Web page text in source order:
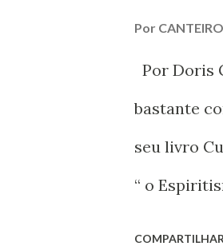
Por
Por Doris
bastante
seu livro
“ o
COMPARTILHAR